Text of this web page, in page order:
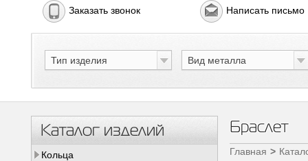
Заказать звонок Написать письмо
Тип изделия Вид металла
Каталог изделий
Кольца
Браслет
Главная